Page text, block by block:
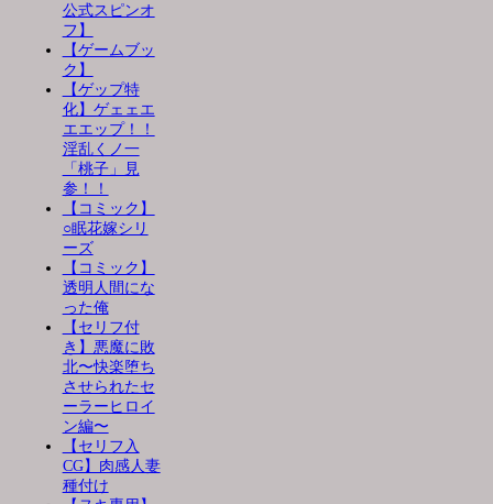
公式スピンオ
フ】
【ゲームブッ
ク】
【ゲップ特
化】ゲェェエ
エエップ！！
淫乱くノ一
「桃子」見
参！！
【コミック】
○眠花嫁シリ
ーズ
【コミック】
透明人間にな
った俺
【セリフ付
き】悪魔に敗
北〜快楽堕ち
させられたセ
ーラーヒロイ
ン編〜
【セリフ入
CG】肉感人妻
種付け